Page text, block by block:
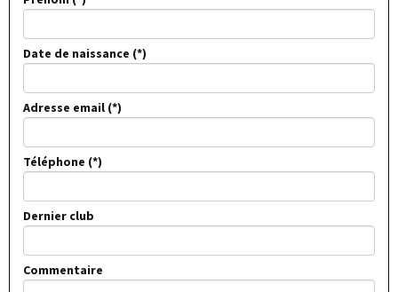
Date de naissance
Adresse email
Téléphone
Dernier club
Commentaire